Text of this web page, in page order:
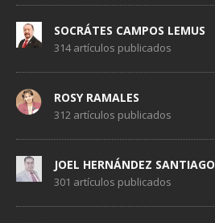
SOCRÁTES CAMPOS LEMUS
314 artículos publicados
ROSY RAMALES
312 artículos publicados
JOEL HERNÁNDEZ SANTIAGO
301 artículos publicados